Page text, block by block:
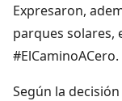
Expresaron,
parques solares,
Según la